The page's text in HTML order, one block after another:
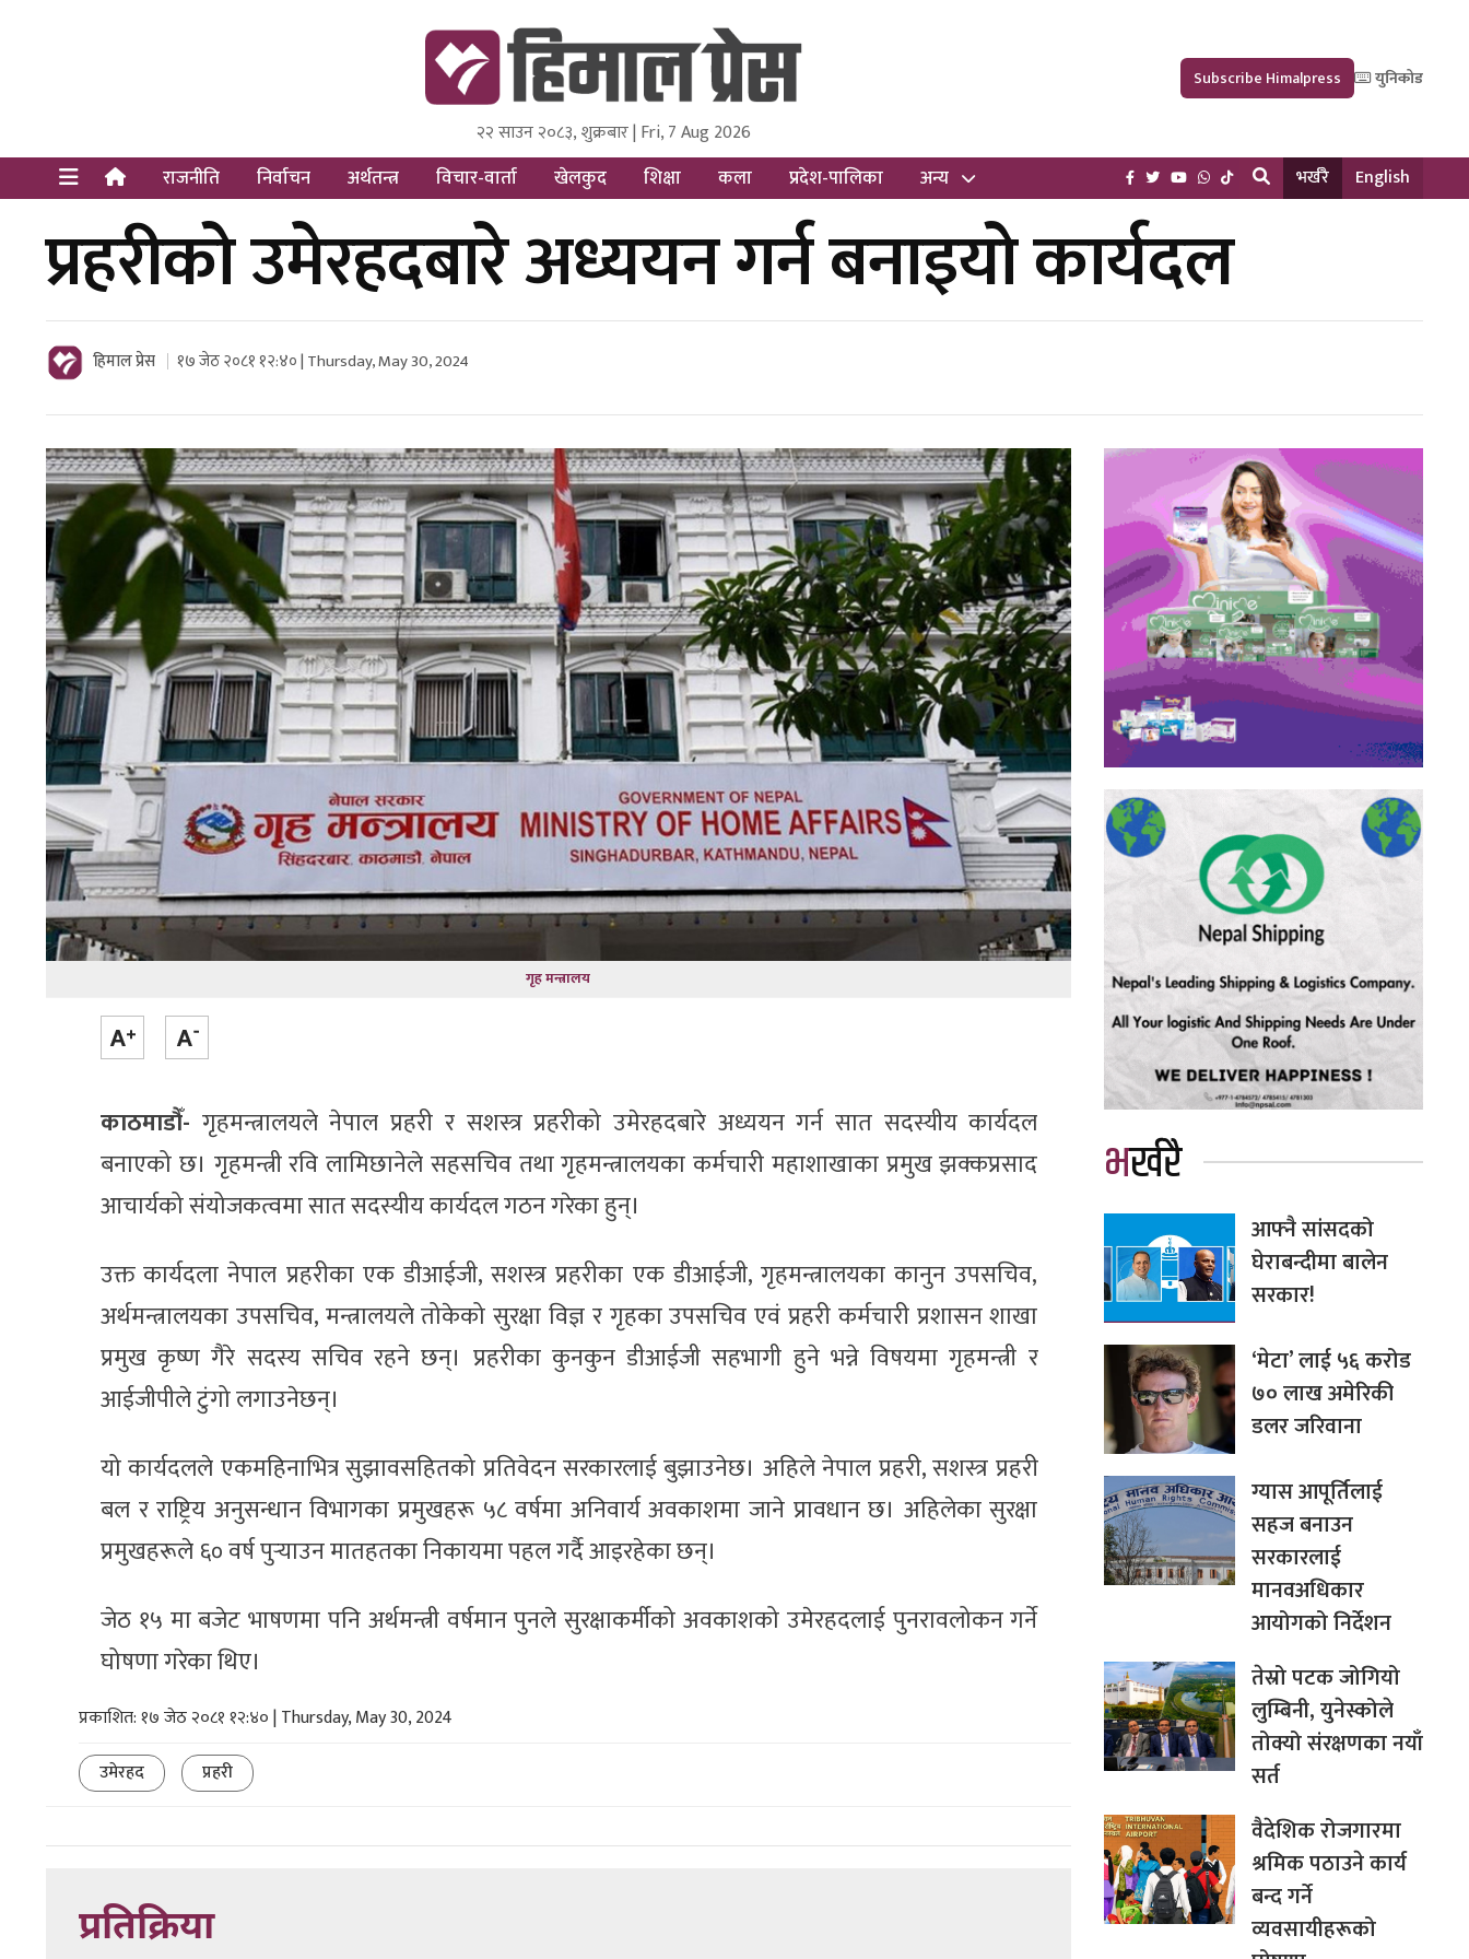
Himal Press
Dot NewsyNepal Media and Research Pvt Ltd.
२२ साउन २०८३, शुक्रबार | Fri, 7 Aug 2026
Subscribe Himalpress युनिकोड
राजनीति निर्वाचन अर्थतन्त्र विचार-वार्ता खेलकुद शिक्षा कला प्रदेश-पालिका अन्य भर्खरै English
प्रहरीको उमेरहदबारे अध्ययन गर्न बनाइयो कार्यदल
हिमाल प्रेस १७ जेठ २०८१ १२:४० | Thursday, May 30, 2024
गृह मन्त्रालय
काठमाडौँ- गृहमन्त्रालयले नेपाल प्रहरी र सशस्त्र प्रहरीको उमेरहदबारे अध्ययन गर्न सात सदस्यीय कार्यदल
बनाएको छ। गृहमन्त्री रवि लामिछानेले सहसचिव तथा गृहमन्त्रालयका कर्मचारी महाशाखाका प्रमुख झक्कप्रसाद
आचार्यको संयोजकत्वमा सात सदस्यीय कार्यदल गठन गरेका हुन्।
उक्त कार्यदला नेपाल प्रहरीका एक डीआईजी, सशस्त्र प्रहरीका एक डीआईजी, गृहमन्त्रालयका कानुन उपसचिव,
अर्थमन्त्रालयका उपसचिव, मन्त्रालयले तोकेको सुरक्षा विज्ञ र गृहका उपसचिव एवं प्रहरी कर्मचारी प्रशासन शाखा
प्रमुख कृष्ण गैरे सदस्य सचिव रहने छन्। प्रहरीका कुनकुन डीआईजी सहभागी हुने भन्ने विषयमा गृहमन्त्री र
आईजीपीले टुंगो लगाउनेछन्।
यो कार्यदलले एकमहिनाभित्र सुझावसहितको प्रतिवेदन सरकारलाई बुझाउनेछ। अहिले नेपाल प्रहरी, सशस्त्र प्रहरी
बल र राष्ट्रिय अनुसन्धान विभागका प्रमुखहरू ५८ वर्षमा अनिवार्य अवकाशमा जाने प्रावधान छ। अहिलेका सुरक्षा
प्रमुखहरूले ६० वर्ष पुर्‍याउन मातहतका निकायमा पहल गर्दै आइरहेका छन्।
जेठ १५ मा बजेट भाषणमा पनि अर्थमन्त्री वर्षमान पुनले सुरक्षाकर्मीको अवकाशको उमेरहदलाई पुनरावलोकन गर्ने
घोषणा गरेका थिए।
प्रकाशित: १७ जेठ २०८१ १२:४० | Thursday, May 30, 2024
उमेरहद
प्रहरी
प्रतिक्रिया
भर्खरै
आफ्नै सांसदको
घेराबन्दीमा बालेन
सरकार!
‘मेटा’ लाई ५६ करोड
७० लाख अमेरिकी
डलर जरिवाना
ग्यास आपूर्तिलाई
सहज बनाउन
सरकारलाई
मानवअधिकार
आयोगको निर्देशन
तेस्रो पटक जोगियो
लुम्बिनी, युनेस्कोले
तोक्यो संरक्षणका नयाँ
सर्त
वैदेशिक रोजगारमा
श्रमिक पठाउने कार्य
बन्द गर्ने
व्यवसायीहरूको